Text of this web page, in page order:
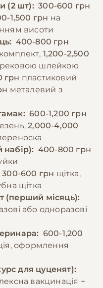
травний тракт.
(2 шт): 300-600 грн
1,500 грн на
висоти
400-800 грн
1,200-2,500
шлейкою
грн пластиковий
металевий з
600-1,200 грн
2,000-4,000
набір): 400-800 грн
300-600 грн щітка,
щітка
(перший місяць):
або одноразові
600-1,200
оформлення
для цуценят):
вакцинація +